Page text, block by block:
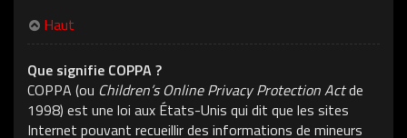
Haut
Que signifie COPPA ?
COPPA (ou Children’s Online Privacy Protection Actde
1998) est une loi aux États-Unis qui dit que les sites
Internet pouvant recueillir des informations de mineurs